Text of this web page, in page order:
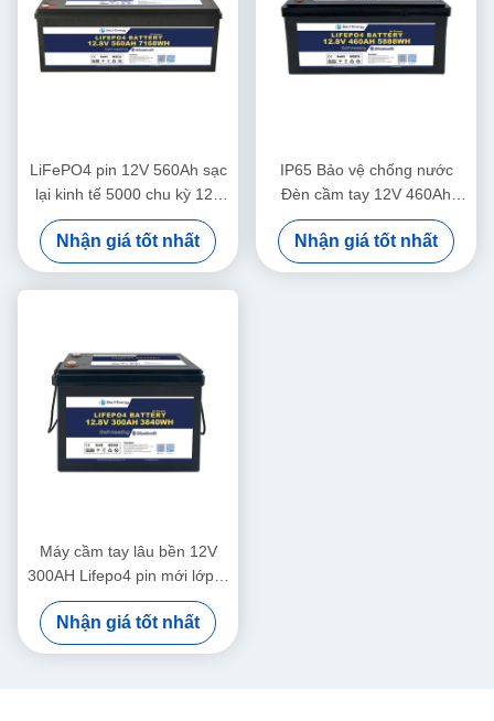
LiFePO4 pin 12V 560Ah sạc
lại kinh tế 5000 chu kỳ 12v
Lifepo4 pin Pack
Nhận giá tốt nhất
IP65 Bảo vệ chống nước
Đèn cầm tay 12V 460Ah
LiFePo4 Long Life Battery
For Motorhome
Nhận giá tốt nhất
Máy cầm tay lâu bền 12V
300AH Lifepo4 pin mới lớp A
tế bào tuổi thọ dài
Nhận giá tốt nhất